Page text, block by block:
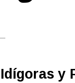
Idígoras y